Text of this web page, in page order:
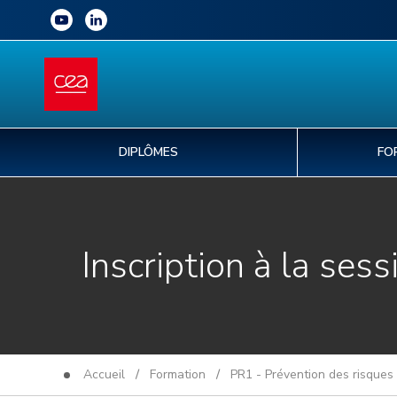
DIPLÔMES
Inscription à la
Accueil / Formation / PR1 - Prévention des